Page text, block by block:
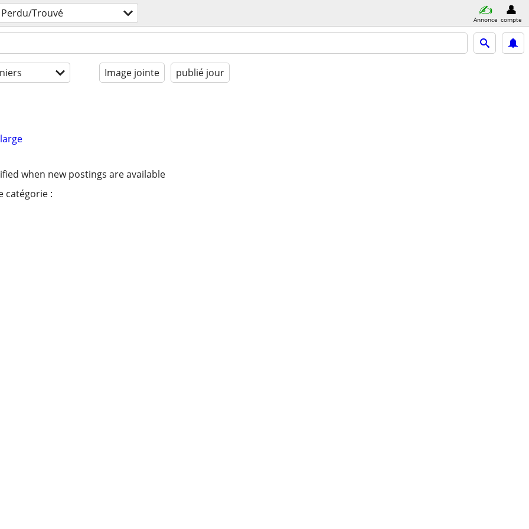
Perdu/Trouvé Annonce compte
Image jointe publié jour
when new postings are available
catégorie :